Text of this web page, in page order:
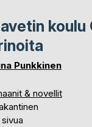
koulu
Punkkinen
& novellit